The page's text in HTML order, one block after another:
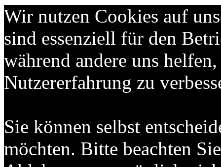
Wir nutzen Cookies auf
sind essenziell für den
während andere uns
Nutzererfahrung zu
Sie können selbst
möchten. Bitte beachten